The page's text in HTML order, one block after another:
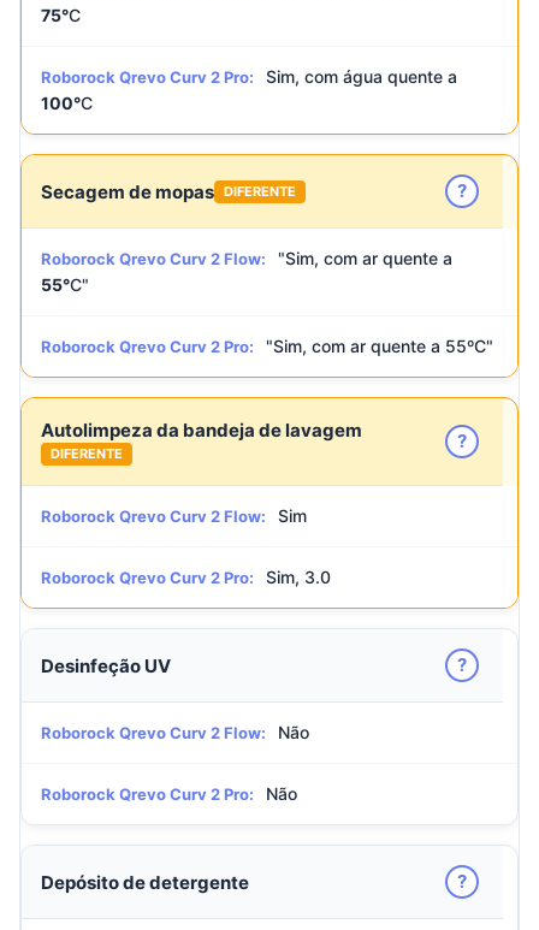
75°C
Roborock Qrevo Curv 2 Pro:
Sim, com água quente a
100°C
Secagem de mopas DIFERENTE ?
Roborock Qrevo Curv 2 Flow:
"Sim, com ar quente a
55°C"
Roborock Qrevo Curv 2 Pro: "Sim, com ar quente a 55ºC"
Autolimpeza da bandeja de lavagem
DIFERENTE
?
Roborock Qrevo Curv 2 Flow: Sim
Roborock Qrevo Curv 2 Pro: Sim, 3.0
Desinfeção UV ?
Roborock Qrevo Curv 2 Flow: Não
Roborock Qrevo Curv 2 Pro: Não
Depósito de detergente ?